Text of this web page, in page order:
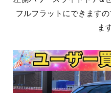
フルフラットにできます
ま